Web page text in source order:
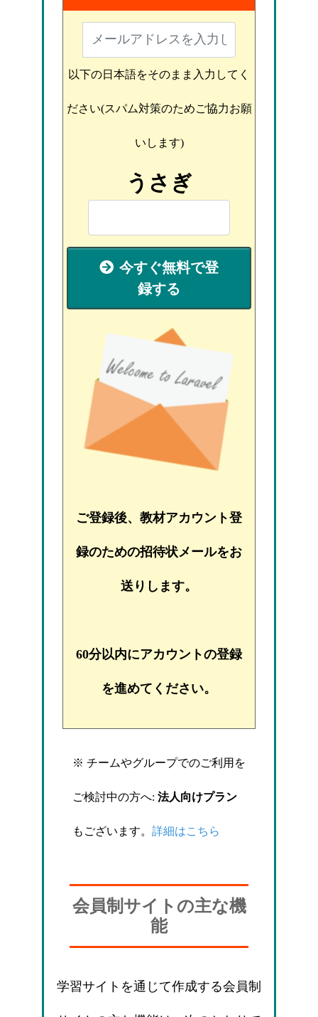
以下の日本語をそのまま入力してく
ださい(スパム対策のためご協力お願
いします)
うさぎ
今すぐ無料で登
録する
ご登録後、教材アカウント登
録のための招待状メールをお
送りします。
60分以内にアカウントの登録
を進めてください。
※ チームやグループでのご利用を
ご検討中の方へ: 法人向けプラン
もございます。 詳細はこちら
会員制サイトの主な機
能
学習サイトを通じて作成する会員制